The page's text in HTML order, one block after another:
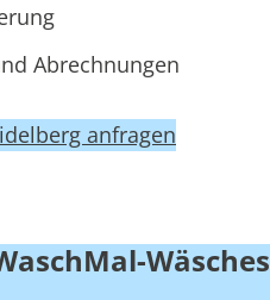
Abrechnungen
anfragen